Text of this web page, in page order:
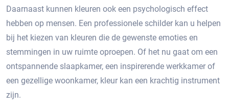
Daarnaast kunnen kleuren ook een psychologisch effect
hebben op mensen. Een professionele schilder kan u helpen
bij het kiezen van kleuren die de gewenste emoties en
stemmingen in uw ruimte oproepen.​ Of het nu gaat om een
ontspannende slaapkamer, een inspirerende werkkamer of
een gezellige woonkamer, kleur kan een krachtig instrument
zijn.​